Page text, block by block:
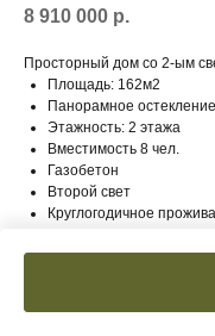
8 910 000 р.
Просторный дом со 2-ым
Площадь: 162м2
Панорамное остекление
Этажность: 2 этажа
Вместимость 8 чел.
Газобетон
Второй свет
Круглогодичное